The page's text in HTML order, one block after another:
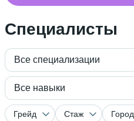
Специалисты
Все специализации
Все навыки
Грейд Стаж Город